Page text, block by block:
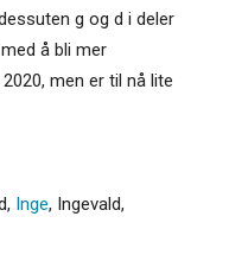
g og d i deler
å bli mer
men er til nå lite
, Inge, Ingevald,